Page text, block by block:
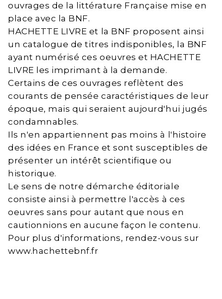
ouvrages de la littérature Française mise en
place avec la BNF.
HACHETTE LIVRE et la BNF proposent ainsi
un catalogue de titres indisponibles, la BNF
ayant numérisé ces oeuvres et HACHETTE
LIVRE les imprimant à la demande.
Certains de ces ouvrages reflètent des
courants de pensée caractéristiques de leur
époque, mais qui seraient aujourd'hui jugés
condamnables.
Ils n'en appartiennent pas moins à l'histoire
des idées en France et sont susceptibles de
présenter un intérêt scientifique ou
historique.
Le sens de notre démarche éditoriale
consiste ainsi à permettre l'accès à ces
oeuvres sans pour autant que nous en
cautionnions en aucune façon le contenu.
Pour plus d'informations, rendez-vous sur
www.hachettebnf.fr